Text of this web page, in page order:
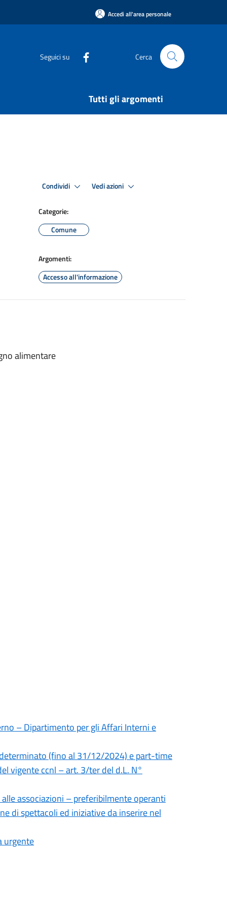
Accedi all'area personale
Seguici su Cerca
Tutti gli argomenti
Condividi Vedi azioni
Categorie:
Comune
Argomenti:
Accesso all'informazione
alimentare
– Dipartimento per gli Affari Interni e
(fino al 31/12/2024) e part-time
vigente ccnl – art. 3/ter del d.L. N°
associazioni – preferibilmente operanti
di spettacoli ed iniziative da inserire nel
urgente